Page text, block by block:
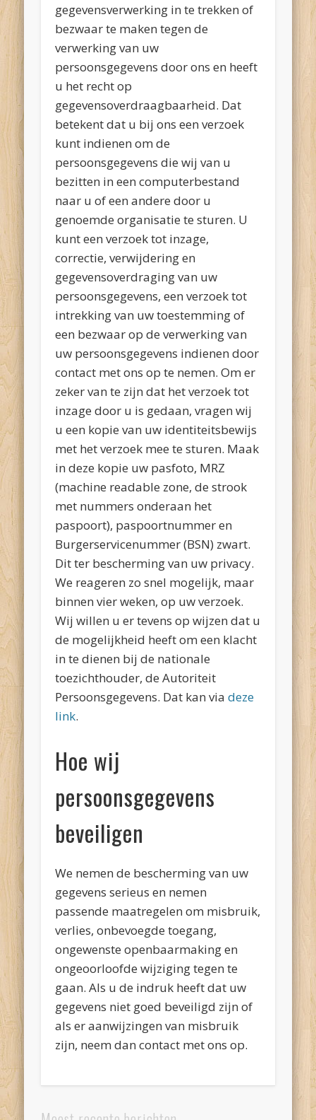
gegevensverwerking in te trekken of
bezwaar te maken tegen de
verwerking van uw
persoonsgegevens door ons en heeft
u het recht op
gegevensoverdraagbaarheid. Dat
betekent dat u bij ons een verzoek
kunt indienen om de
persoonsgegevens die wij van u
bezitten in een computerbestand
naar u of een andere door u
genoemde organisatie te sturen. U
kunt een verzoek tot inzage,
correctie, verwijdering en
gegevensoverdraging van uw
persoonsgegevens, een verzoek tot
intrekking van uw toestemming of
een bezwaar op de verwerking van
uw persoonsgegevens indienen door
contact met ons op te nemen. Om er
zeker van te zijn dat het verzoek tot
inzage door u is gedaan, vragen wij
u een kopie van uw identiteitsbewijs
met het verzoek mee te sturen. Maak
in deze kopie uw pasfoto, MRZ
(machine readable zone, de strook
met nummers onderaan het
paspoort), paspoortnummer en
Burgerservicenummer (BSN) zwart.
Dit ter bescherming van uw privacy.
We reageren zo snel mogelijk, maar
binnen vier weken, op uw verzoek.
Wij willen u er tevens op wijzen dat u
de mogelijkheid heeft om een klacht
in te dienen bij de nationale
toezichthouder, de Autoriteit
Persoonsgegevens. Dat kan viadeze
link.
Hoe wij
persoonsgegevens
beveiligen
We nemen de bescherming van uw
gegevens serieus en nemen
passende maatregelen om misbruik,
verlies, onbevoegde toegang,
ongewenste openbaarmaking en
ongeoorloofde wijziging tegen te
gaan. Als u de indruk heeft dat uw
gegevens niet goed beveiligd zijn of
als er aanwijzingen van misbruik
zijn, neem dan contact met ons op.